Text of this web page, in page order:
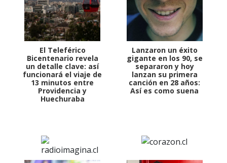
El Teleférico
Bicentenario revela
un detalle clave: así
funcionará el viaje de
13 minutos entre
Providencia y
Huechuraba
Lanzaron un éxito
gigante en los 90, se
separaron y hoy
lanzan su primera
canción en 28 años:
Así es como suena